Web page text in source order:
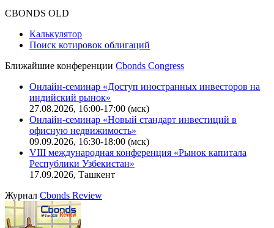
Оферта для юридических лиц
IT-аккредитация
Поиск котировок облигаций
Ближайшие конференцииCbonds Congress
Онлайн-семинар «Доступ иностранных инвесторов на
индийский рынок»
27.08.2026, 16:00-17:00 (мск)
Онлайн-семинар «Новый стандарт инвестиций в
офисную недвижимость»
VIII международная конференция «Рынок капитала
Республики Узбекистан»
17.09.2026, Ташкент